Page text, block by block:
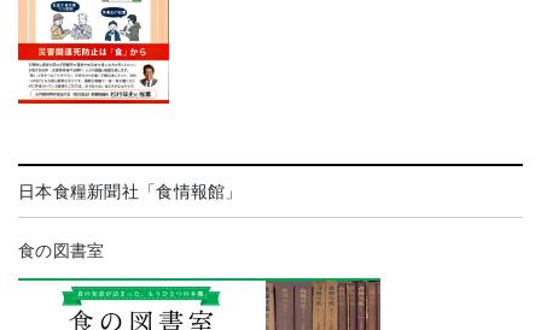
日本食糧新聞社「食情報館」
食の図書室